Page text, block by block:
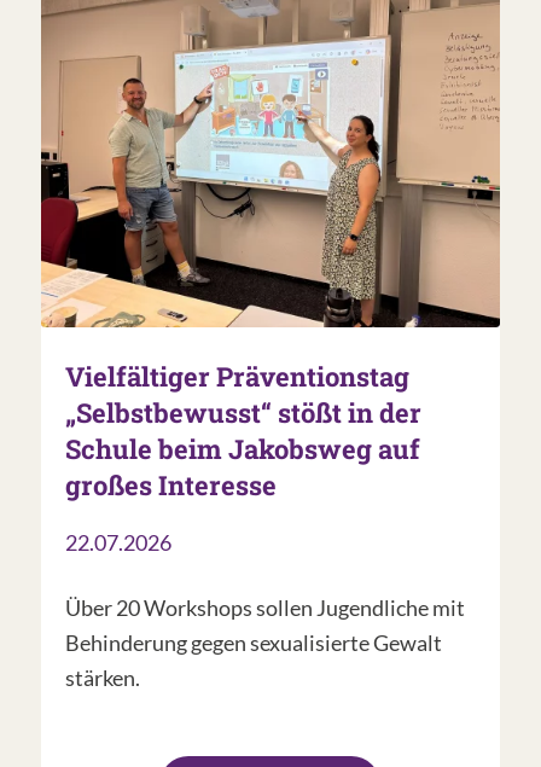
Vielfältiger Präventionstag
„Selbstbewusst“ stößt in der
Schule beim Jakobsweg auf
großes Interesse
22.07.2026
Über 20 Workshops sollen Jugendliche mit
Behinderung gegen sexualisierte Gewalt
stärken.